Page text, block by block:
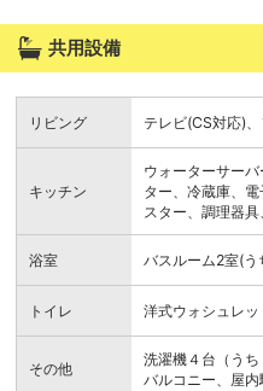
共用設備
リビング テレビ(CS対応)
キッチン
ウォーターサー
ター、冷蔵庫、
スター、調理器
浴室 バスルーム2室(
トイレ 洋式ウォシュレ
その他
洗濯機４台（う
バルコニー、屋